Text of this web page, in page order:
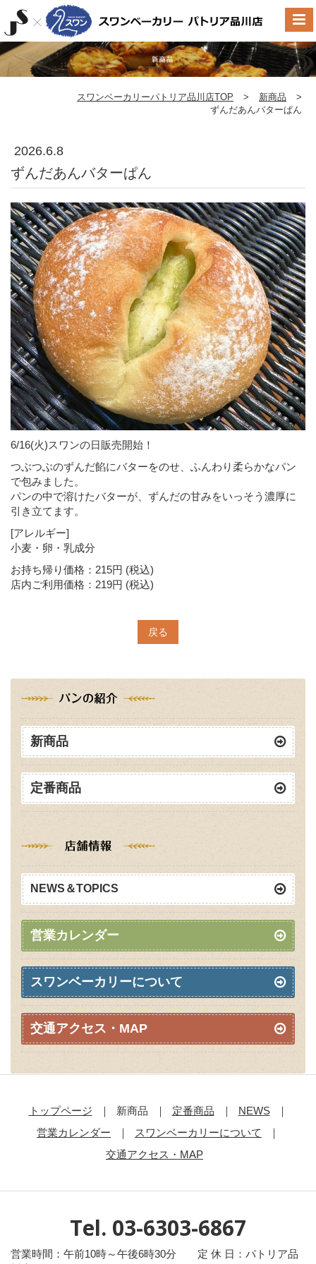
スワンベーカリーパトリア品川店TOP > 新商品
>
ずんだあんバターぱん
2026.6.8
ずんだあんバターぱん
6/16(火)スワンの日販売開始！
つぶつぶのずんだ餡にバターをのせ、ふんわり柔らかなパン
で包みました。
パンの中で溶けたバターが、ずんだの甘みをいっそう濃厚に
引き立てます。
[アレルギー]
小麦・卵・乳成分
お持ち帰り価格：215円 (税込)
店内ご利用価格：219円 (税込)
戻る
新商品
定番商品
NEWS＆TOPICS
営業カレンダー
スワンベーカリーについて
交通アクセス・MAP
トップページ 新商品 定番商品
NEWS
営業カレンダー
スワンベーカリーについて
交通アクセス・MAP
Tel. 03-6303-6867
営業時間：午前10時～午後6時30分 定 休 日：パトリア品